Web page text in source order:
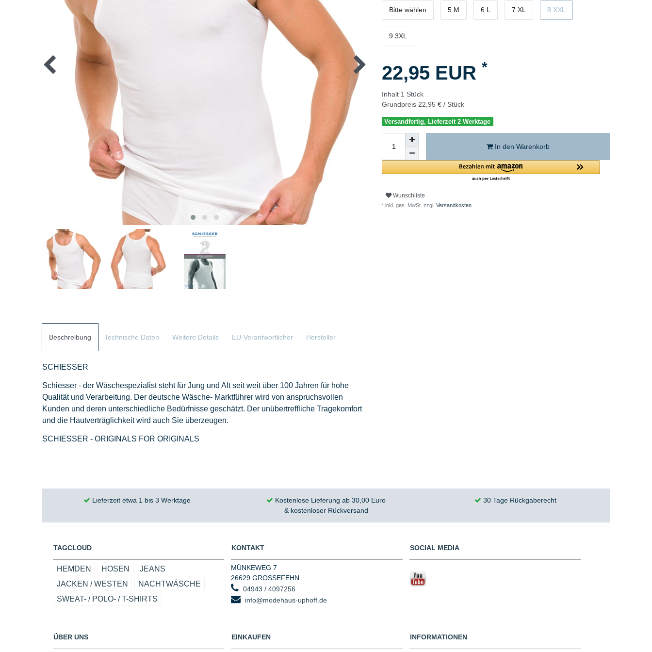
Bitte wählen 5 M 6 L 7 XL 8 XXL
9 3XL
22,95 EUR *
Inhalt 1 Stück
Grundpreis 22,95 € / Stück
Versandfertig, Lieferzeit 2 Werktage
In den Warenkorb
Wunschliste
* inkl. ges. MwSt. zzgl. Versandkosten
Beschreibung Technische Daten Weitere Details EU-Verantwortlicher Hersteller
SCHIESSER
Schiesser - der Wäschespezialist steht für Jung und Alt seit weit über 100 Jahren für hohe
Qualität und Verarbeitung. Der deutsche Wäsche- Marktführer wird von anspruchsvollen
Kunden und deren unterschiedliche Bedürfnisse geschätzt. Der unübertreffliche Tragekomfort
und die Hautverträglichkeit wird auch Sie überzeugen.
SCHIESSER - ORIGINALS FOR ORIGINALS
Lieferzeit etwa 1 bis 3 Werktage
Kostenlose Lieferung ab 30,00 Euro
& kostenloser Rückversand
30 Tage Rückgaberecht
TAGCLOUD
HEMDEN HOSEN
JEANS
JACKEN / WESTEN
NACHTWÄSCHE
SWEAT- / POLO- / T-SHIRTS
KONTAKT
MÜNKEWEG 7
26629 GROSSEFEHN
04943 / 4097256
info@modehaus-uphoff.de
SOCIAL MEDIA
ÜBER UNS EINKAUFEN INFORMATIONEN